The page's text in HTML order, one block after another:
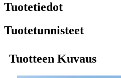
Tuotetiedot
Tuotetunnisteet
Tuotteen Kuvaus